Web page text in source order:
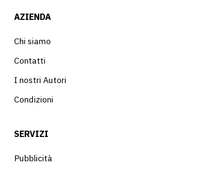
AZIENDA
Chi siamo
Contatti
I nostri Autori
Condizioni
SERVIZI
Pubblicità